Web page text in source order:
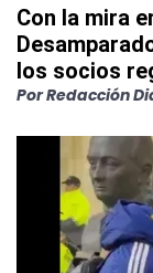
Con la mira
los socios
PorRedacción